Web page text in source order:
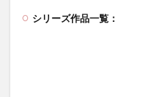
シリーズ作品一覧：